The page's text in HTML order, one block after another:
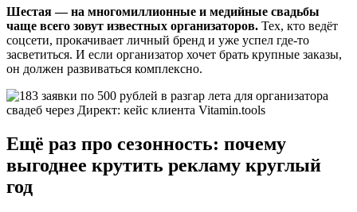
Шестая — на многомиллионные и медийные свадьбы
чаще всего зовут известных организаторов. Тех, кто ведёт
соцсети, прокачивает личный бренд и уже успел где-то
засветиться. И если организатор хочет брать крупные заказы,
он должен развиваться комплексно.
Ещё раз про сезонность: почему
выгоднее крутить рекламу круглый
год